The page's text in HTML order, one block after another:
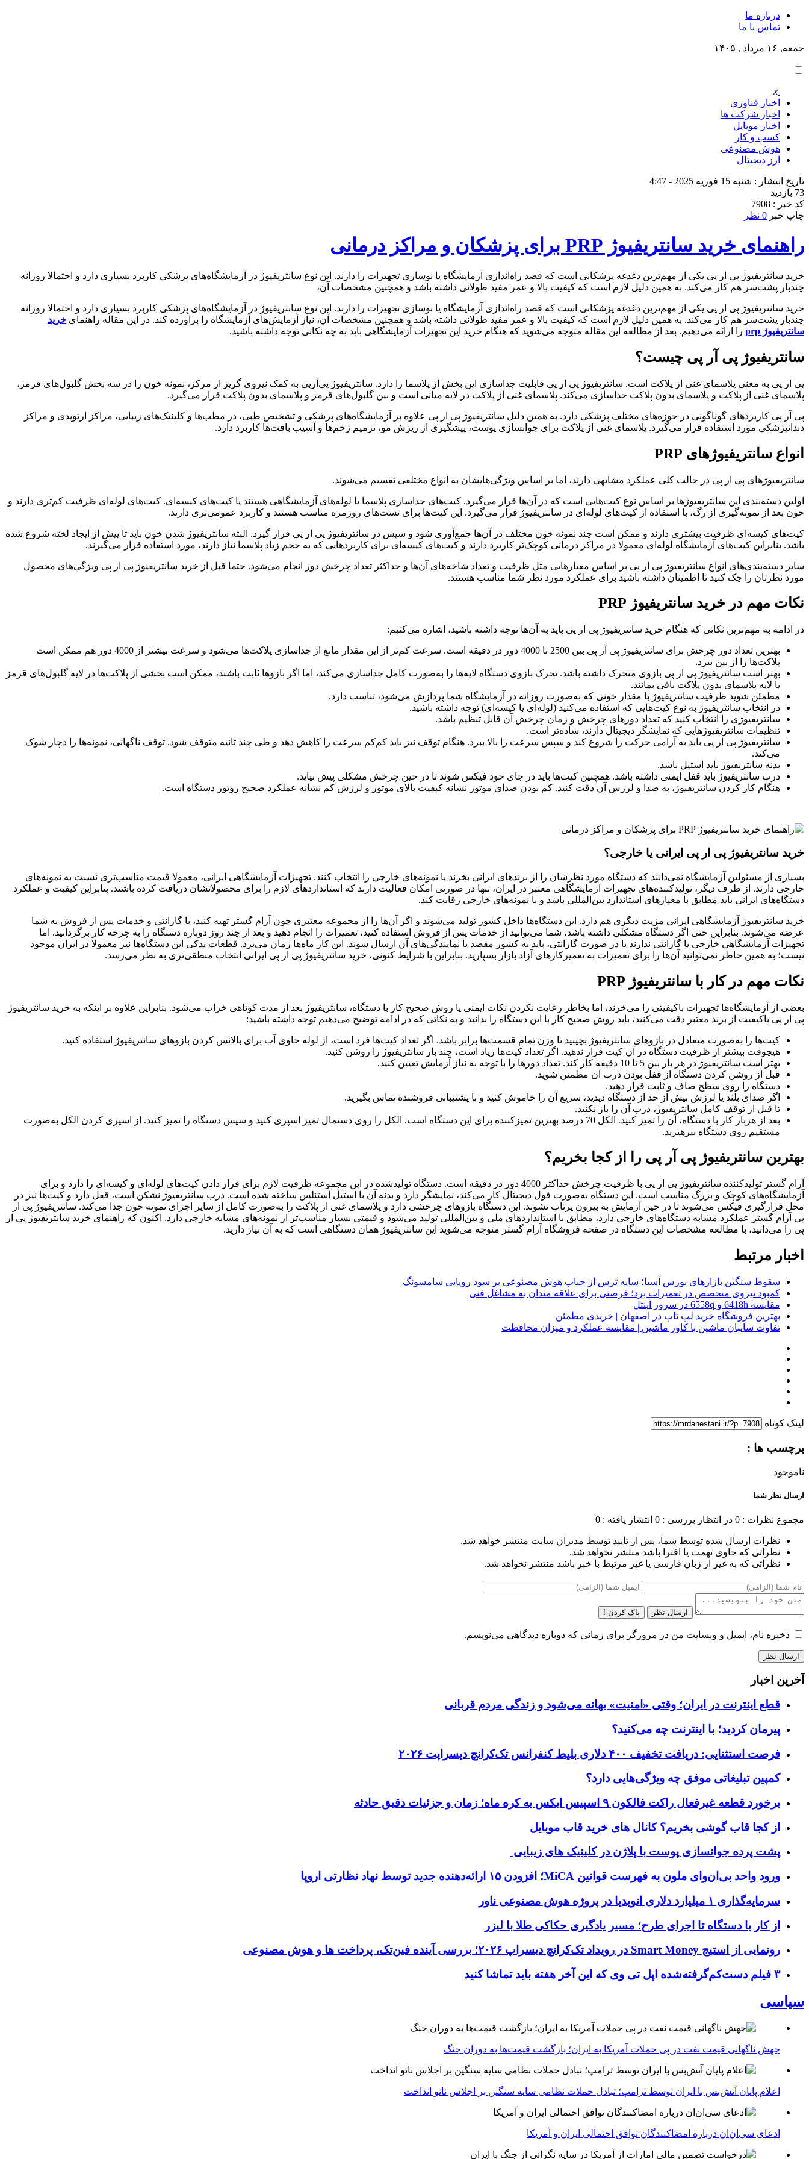
درباره ما
تماس با ما
جمعه, ۱۶ مرداد , ۱۴۰۵
x
اخبار فناوری
اخبار شرکت ها
اخبار موبایل
کسب و کار
هوش مصنوعی
ارز دیجیتال
تاریخ انتشار : شنبه 15 فوریه 2025 - 4:47
73 بازدید
کد خبر : 7908
چاپ خبر 0 نظر
راهنمای خرید سانتریفیوژ PRP برای پزشکان و مراکز درمانی
خرید سانتریفیوژ پی ار پی یکی از مهم‌ترین دغدغه پزشکانی است که قصد راه‌اندازی آزمایشگاه یا نوسازی تجهیزات را دارند. این نوع سانتریفیوژ در آزمایشگاه‌های پزشکی کاربرد بسیاری دارد و احتمالا روزانه
چندبار پشت‌سر هم کار می‌‌کند. به همین دلیل لازم است که کیفیت بالا و عمر مفید طولانی داشته باشد و همچنین مشخصات آن،
خرید سانتریفیوژ پی ار پی یکی از مهم‌ترین دغدغه پزشکانی است که قصد راه‌اندازی آزمایشگاه یا نوسازی تجهیزات را دارند. این نوع سانتریفیوژ در آزمایشگاه‌های پزشکی کاربرد بسیاری دارد و احتمالا روزانه
چندبار پشت‌سر هم کار می‌‌کند. به همین دلیل لازم است که کیفیت بالا و عمر مفید طولانی داشته باشد و همچنین مشخصات آن، نیاز آزمایش‌های آزمایشگاه را برآورده کند. در این مقاله راهنمای خرید
سانتریفیوژ prp
را ارائه می‌دهیم. بعد از مطالعه این مقاله متوجه می‌شوید که هنگام خرید این تجهیزات آزمایشگاهی باید به چه نکاتی توجه داشته باشید.
سانتریفیوژ پی آر پی چیست؟
پی ار پی به معنی پلاسمای غنی از پلاکت است. سانتریفیوژ پی ار پی قابلیت جداسازی این بخش از پلاسما را دارد. سانتریفیوژ پی‌آرپی به کمک نیروی گریز از مرکز، نمونه خون را در سه بخش گلبول‌های قرمز،
پلاسمای غنی از پلاکت و پلاسمای بدون پلاکت جداسازی می‌‌کند. پلاسمای غنی از پلاکت در لایه میانی است و بین گلبول‌های قرمز و پلاسمای بدون پلاکت قرار می‌گیرد.
پی آر پی کاربردهای گوناگونی در حوزه‌های مختلف پزشکی دارد. به همین دلیل سانتریفیوژ پی ار پی علاوه بر آزمایشگاه‌های پزشکی و تشخیص طبی، در مطب‌ها و کلینیک‌های زیبایی، مراکز ارتوپدی و مراکز
دندانپزشکی مورد استفاده قرار می‌گیرد. پلاسمای غنی از پلاکت برای جوانسازی پوست، پیشگیری از ریزش مو، ترمیم زخم‌ها و آسیب بافت‌ها کاربرد دارد.
انواع سانتریفیوژهای PRP
سانتریفیوژهای پی ار پی در حالت کلی عملکرد مشابهی دارند، اما بر اساس ویژگی‌هایشان به انواع مختلفی تقسیم می‌شوند.
اولین دسته‌بندی این سانتریفیوژها بر اساس نوع کیت‌هایی است که در آن‌ها قرار می‌گیرد. کیت‌های جداسازی پلاسما یا لوله‌های آزمایشگاهی هستند یا کیت‌های کیسه‌ای. کیت‌های لوله‌ای ظرفیت کم‌تری دارند و
خون بعد از نمونه‌گیری از رگ، با استفاده از کیت‌های لوله‌ای در سانتریفیوژ قرار می‌گیرد. این کیت‌ها برای تست‌های روزمره مناسب هستند و کاربرد عمومی‌تری دارند.
کیت‌های کیسه‌ای ظرفیت بیشتری دارند و ممکن است چند نمونه خون مختلف در آن‌ها جمع‌آوری شود و سپس در سانتریفیوژ پی ار پی قرار گیرد. البته سانتریفیوژ شدن خون باید تا پیش از ایجاد لخته شروع شده
باشد. بنابراین کیت‌های آزمایشگاه لوله‌ای معمولا در مراکز درمانی کوچک‌تر کاربرد دارند و کیت‌های کیسه‌ای برای کاربردهایی که به حجم زیاد پلاسما نیاز دارند، مورد استفاده قرار می‌گیرند.
سایر دسته‌بندی‌های انواع سانتریفیوژ پی ار پی بر اساس معیارهایی مثل ظرفیت و تعداد شاخه‌های آن‌ها و حداکثر تعداد چرخش دور انجام می‌شود. حتما قبل از خرید سانتریفیوژ پی ار پی ویژگی‌های محصول
مورد نظرتان را چک کنید تا اطمینان داشته باشید برای عملکرد مورد نظر شما مناسب هستند.
نکات مهم در خرید سانتریفیوژ PRP
در ادامه به مهم‌ترین نکاتی که هنگام خرید سانتریفیوژ پی ار پی باید به آن‌ها توجه داشته باشید، اشاره می‌کنیم:
بهترین تعداد دور چرخش برای سانتریفیوژ پی آر پی بین 2500 تا 4000 دور در دقیقه است. سرعت کم‌تر از این مقدار مانع از جداسازی پلاکت‌ها می‌شود و سرعت بیشتر از 4000 دور هم ممکن است
پلاکت‌ها را از بین ببرد.
بهتر است سانتریفیوژ پی ار پی بازوی متحرک داشته باشد. تحرک بازوی دستگاه لایه‌ها را به‌صورت کامل جداسازی می‌کند، اما اگر بازوها ثابت باشند، ممکن است بخشی از پلاکت‌ها در لایه گلبول‌های قرمز
یا لایه پلاسمای بدون پلاکت باقی بمانند.
مطمئن شوید ظرفیت سانتریفیوژ با مقدار خونی که به‌صورت روزانه در آزمایشگاه شما پردازش می‌شود، تناسب دارد.
در انتخاب سانتریفیوژ به نوع کیت‌هایی که استفاده می‌کنید (لوله‌ای یا کیسه‌ای) توجه داشته باشید.
سانتریفیوژی را انتخاب کنید که تعداد دورهای چرخش و زمان چرخش آن قابل تنظیم باشد.
تنظیمات سانتریفیوژهایی که نمایشگر دیجیتال دارند، ساده‌تر است.
سانتریفیوژ پی ار پی باید به آرامی حرکت را شروع کند و سپس سرعت را بالا ببرد. هنگام توقف نیز باید کم‌کم سرعت را کاهش دهد و طی چند ثانیه متوقف شود. توقف ناگهانی، نمونه‌ها را دچار شوک
می‌کند.
بدنه سانتریفیوژ باید استیل باشد.
درب سانتریفیوژ باید قفل ایمنی داشته باشد. همچنین کیت‌ها باید در جای خود فیکس شوند تا در حین چرخش مشکلی پیش نیاید.
هنگام کار کردن سانتریفیوژ، به صدا و لرزش آن دقت کنید. کم بودن صدای موتور نشانه کیفیت بالای موتور و لرزش کم نشانه عملکرد صحیح روتور دستگاه است.
خرید سانتریفیوژ پی ار پی ایرانی یا خارجی؟
بسیاری از مسئولین آزمایشگاه نمی‌دانند که دستگاه مورد نظرشان را از برندهای ایرانی بخرند یا نمونه‌های خارجی را انتخاب کنند. تجهیزات آزمایشگاهی ایرانی، معمولا قیمت مناسب‌تری نسبت به نمونه‌های
خارجی دارند. از طرف دیگر، تولیدکننده‌های تجهیزات آزمایشگاهی معتبر در ایران، تنها در صورتی امکان فعالیت دارند که استانداردهای لازم را برای محصولاتشان دریافت کرده باشند. بنابراین کیفیت و عملکرد
دستگاه‌های ایرانی باید مطابق با معیارهای استاندارد بین‌المللی باشد و با نمونه‌های خارجی رقابت کند.
خرید سانتریفیوژ آزمایشگاهی ایرانی مزیت دیگری هم دارد. این دستگاه‌ها داخل کشور تولید می‌شوند و اگر آن‌ها را از مجموعه معتبری چون آرام گستر تهیه کنید، با گارانتی و خدمات پس از فروش به شما
عرضه می‌شوند. بنابراین حتی اگر دستگاه مشکلی داشته باشد، شما می‌توانید از خدمات پس از فروش استفاده کنید، تعمیرات را انجام دهید و بعد از چند روز دوباره دستگاه را به چرخه کار برگردانید. اما
تجهیزات آزمایشگاهی خارجی یا گارانتی ندارند یا در صورت گارانتی، باید به کشور مقصد یا نمایندگی‌های آن ارسال شوند. این کار ماه‌ها زمان می‌برد. قطعات یدکی این دستگاه‌ها نیز معمولا در ایران موجود
نیست؛ به همین خاطر نمی‌توانید آن‌ها را برای تعمیرات به تعمیرکارهای آزاد بازار بسپارید. بنابراین با شرایط کنونی، خرید سانتریفیوژ پی ار پی ایرانی انتخاب منطقی‌تری به نظر می‌رسد.
نکات مهم در کار با سانتریفیوژ PRP
بعضی از آزمایشگاه‌ها تجهیزات باکیفیتی را می‌خرند، اما بخاطر رعایت نکردن نکات ایمنی یا روش صحیح کار با دستگاه، سانتریفیوژ بعد از مدت کوتاهی خراب می‌شود. بنابراین علاوه بر اینکه به خرید سانتریفیوژ
پی ار پی باکیفیت از برند معتبر دقت می‌کنید، باید روش صحیح کار با این دستگاه را بدانید و به نکاتی که در ادامه توضیح می‌دهیم توجه داشته باشید:
کیت‌ها را به‌صورت متعادل در بازوهای سانتریفیوژ بچینید تا وزن تمام قسمت‌ها برابر باشد. اگر تعداد کیت‌ها فرد است، از لوله حاوی آب برای بالانس کردن بازوهای سانتریفیوژ استفاده کنید.
هیچوقت بیشتر از ظرفیت دستگاه در آن کیت قرار ندهید. اگر تعداد کیت‌ها زیاد است، چند بار سانتریفیوژ را روشن کنید.
بهتر است سانتریفیوژ در هر بار بین 5 تا 10 دقیقه کار کند. تعداد دورها را با توجه به نیاز آزمایش تعیین کنید.
قبل از روشن کردن دستگاه از قفل بودن درب آن مطمئن شوید.
دستگاه را روی سطح صاف و ثابت قرار دهید.
اگر صدای بلند یا لرزش بیش از حد از دستگاه دیدید، سریع آن را خاموش کنید و با پشتیبانی فروشنده تماس بگیرید.
تا قبل از توقف کامل سانتریفیوژ، درب آن را باز نکنید.
بعد از هربار کار با دستگاه، آن را تمیز کنید. الکل 70 درصد بهترین تمیزکننده برای این دستگاه است. الکل را روی دستمال تمیز اسپری کنید و سپس دستگاه را تمیز کنید. از اسپری کردن الکل به‌صورت
مستقیم روی دستگاه بپرهیزید.
بهترین سانتریفیوژ پی آر پی را از کجا بخریم؟
آرام گستر تولیدکننده سانتریفیوژ پی ار پی با ظرفیت چرخش حداکثر 4000 دور در دقیقه است. دستگاه‌ تولیدشده در این مجموعه ظرفیت لازم برای قرار دادن کیت‌های لوله‌ای و کیسه‌ای را دارد و برای
آزمایشگاه‌های کوچک و بزرگ مناسب است. این دستگاه به‌صورت فول دیجیتال کار می‌کند، نمایشگر دارد و بدنه آن با استیل استنلس ساخته شده است. درب سانتریفیوژ نشکن است، قفل دارد و کیت‌ها نیز در
محل قرارگیری فیکس می‌شوند تا در حین آزمایش به بیرون پرتاب نشوند. این دستگاه بازوهای چرخشی دارد و پلاسمای غنی از پلاکت را به‌صورت کامل از سایر اجزای نمونه خون جدا می‌کند. سانتریفیوژ پی ار
پی آرام گستر عملکرد مشابه دستگاه‌های خارجی دارد، مطابق با استانداردهای ملی و بین‌المللی تولید می‌شود و قیمتی بسیار مناسب‌تر از نمونه‌های مشابه خارجی دارد. اکنون که راهنمای خرید سانتریفیوژ پی ار
پی را می‌دانید، با مطالعه مشخصات این دستگاه در صفحه فروشگاه آرام گستر متوجه می‌شوید این سانتریفیوژ همان دستگاهی است که به آن نیاز دارید.
اخبار مرتبط
سقوط سنگین بازارهای بورس آسیا؛ سایه ترس از حباب هوش مصنوعی بر سود رویایی سامسونگ
کمبود نیروی متخصص در تعمیرات برد؛ فرصتی برای علاقه ‌مندان به مشاغل فنی
مقایسه 6418h و 6558q در سرور اینتل
بهترین فروشگاه خرید لپ تاپ در اصفهان | خریدی مطمئن
تفاوت سایبان ماشین با کاور ماشین | مقایسه عملکرد و میزان محافظت
لینک کوتاه
برچسب ها :
ناموجود
ارسال نظر شما
مجموع نظرات : 0 در انتظار بررسی : 0 انتشار یافته : 0
نظرات ارسال شده توسط شما، پس از تایید توسط مدیران سایت منتشر خواهد شد.
نظراتی که حاوی تهمت یا افترا باشد منتشر نخواهد شد.
نظراتی که به غیر از زبان فارسی یا غیر مرتبط با خبر باشد منتشر نخواهد شد.
ارسال نظر پاک کردن !
ذخیره نام، ایمیل و وبسایت من در مرورگر برای زمانی که دوباره دیدگاهی می‌نویسم.
آخرین اخبار
قطع اینترنت در ایران؛ وقتی «امنیت» بهانه می‌شود و زندگی مردم قربانی
پیرمان کردید؛ با اینترنت چه می‌کنید؟
فرصت استثنایی: دریافت تخفیف ۴۰۰ دلاری بلیط کنفرانس تک‌کرانچ دیسراپت ۲۰۲۶
کمپین تبلیغاتی موفق چه ویژگی‌هایی دارد؟
برخورد قطعه غیرفعال راکت فالکون ۹ اسپیس ایکس به کره ماه؛ زمان و جزئیات دقیق حادثه
از کجا قاب گوشی بخریم؟ کانال های خرید قاب موبایل
پشت پرده جوانسازی پوست با پلاژن در کلینیک های زیبایی
ورود واحد بی‌ان‌وای ملون به فهرست قوانین MiCA؛ افزودن ۱۵ ارائه‌دهنده جدید توسط نهاد نظارتی اروپا
سرمایه‌گذاری ۱ میلیارد دلاری انویدیا در پروژه هوش مصنوعی ناور
از کار با دستگاه تا اجرای طرح؛ مسیر یادگیری حکاکی طلا با لیزر
رونمایی از استیج Smart Money در رویداد تک‌کرانچ دیسراپ ۲۰۲۶؛ بررسی آینده فین‌تک، پرداخت‌ ها و هوش مصنوعی
۳ فیلم دست‌کم‌گرفته‌شده اپل تی وی که این آخر هفته باید تماشا کنید
سیاسی
جهش ناگهانی قیمت نفت در پی حملات آمریکا به ایران؛ بازگشت قیمت‌ها به دوران جنگ
اعلام پایان آتش‌بس با ایران توسط ترامپ؛ تبادل حملات نظامی سایه سنگین بر اجلاس ناتو انداخت
ادعای سی‌ان‌ان درباره امضاکنندگان توافق احتمالی ایران و آمریکا